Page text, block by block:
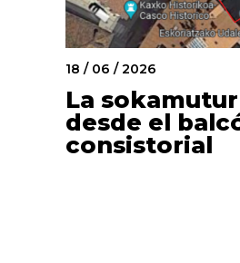
27 / 07 / 2026
Horario
en servicios
18 / 06 / 2026
La
desde el
consistorial
12 / 06 / 2026
El servicio
ciudadana
horario